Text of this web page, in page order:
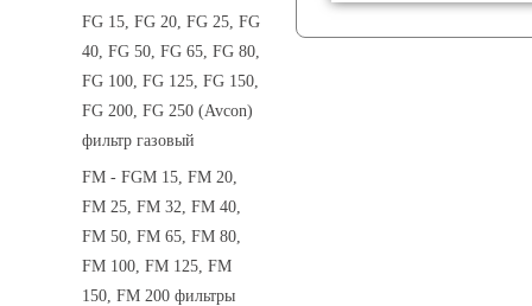
FG 15, FG 20, FG 25, FG
40, FG 50, FG 65, FG 80,
FG 100, FG 125, FG 150,
FG 200, FG 250 (Avcon)
фильтр газовый
FM - FGM 15, FM 20,
FM 25, FM 32, FM 40,
FM 50, FM 65, FM 80,
FM 100, FM 125, FM
150, FM 200 фильтры